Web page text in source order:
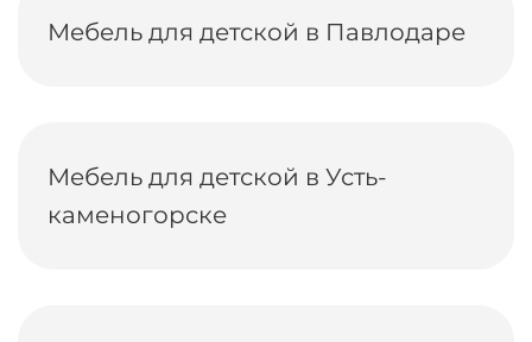
Мебель для детской в Павлодаре
Мебель для детской в Усть-
каменогорске